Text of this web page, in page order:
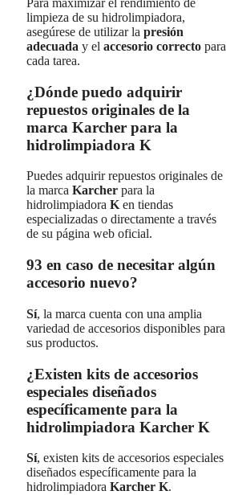
Para maximizar el rendimiento de
limpieza de su hidrolimpiadora,
asegúrese de utilizar la presión
adecuada y el accesorio correcto para
cada tarea.
¿Dónde puedo adquirir
repuestos originales de la
marca Karcher para la
hidrolimpiadora K
Puedes adquirir repuestos originales de
la marca Karcher para la
hidrolimpiadora K en tiendas
especializadas o directamente a través
de su página web oficial.
93 en caso de necesitar algún
accesorio nuevo?
Sí, la marca cuenta con una amplia
variedad de accesorios disponibles para
sus productos.
¿Existen kits de accesorios
especiales diseñados
específicamente para la
hidrolimpiadora Karcher K
Sí, existen kits de accesorios especiales
diseñados específicamente para la
hidrolimpiadora Karcher K.